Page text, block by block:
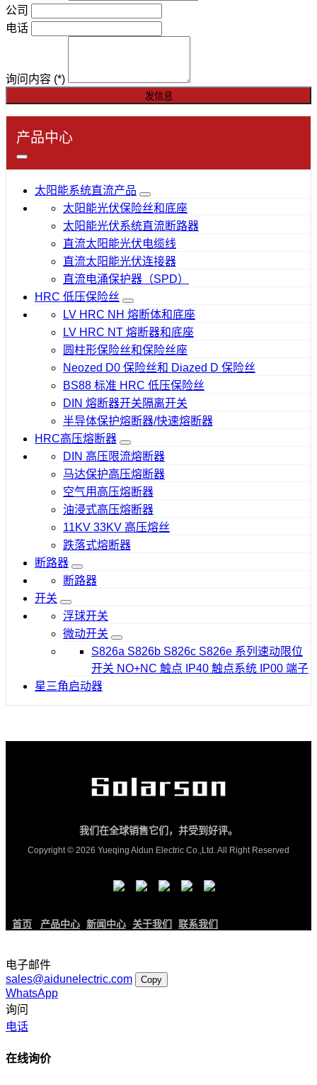
公司
电话
询问内容 (*)
发信息
产品中心
太阳能系统直流产品
太阳能光伏保险丝和底座
太阳能光伏系统直流断路器
直流太阳能光伏电缆线
直流太阳能光伏连接器
直流电涌保护器（SPD）
HRC 低压保险丝
LV HRC NH 熔断体和底座
LV HRC NT 熔断器和底座
圆柱形保险丝和保险丝座
Neozed D0 保险丝和 Diazed D 保险丝
BS88 标准 HRC 低压保险丝
DIN 熔断器开关隔离开关
半导体保护熔断器/快速熔断器
HRC高压熔断器
DIN 高压限流熔断器
马达保护高压熔断器
空气用高压熔断器
油浸式高压熔断器
11KV 33KV 高压熔丝
跌落式熔断器
断路器
断路器
开关
浮球开关
微动开关
S826a S826b S826c S826e 系列速动限位
开关 NO+NC 触点 IP40 触点系统 IP00 端子
星三角启动器
我们在全球销售它们，并受到好评。
Copyright © 2026 Yueqing Aidun Electric Co.,Ltd. All Right Reserved
首页 产品中心 新闻中心 关于我们 联系我们
电子邮件
sales@aidunelectric.com
Copy
WhatsApp
询问
电话
在线询价